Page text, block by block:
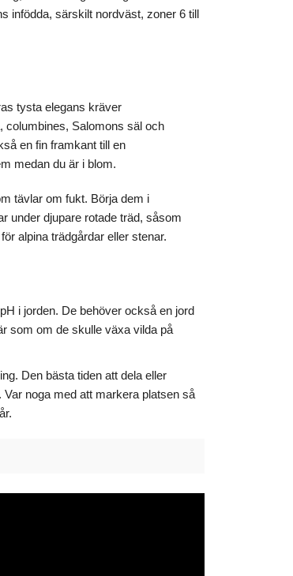
infödda, särskilt nordväst, zoner 6 till
tysta elegans kräver
columbines, Salomons säl och
en fin framkant till en
medan du är i blom.
tävlar om fukt. Börja dem i
under djupare rotade träd, såsom
alpina trädgårdar eller stenar.
i jorden. De behöver också en jord
som om de skulle växa vilda på
Den bästa tiden att dela eller
noga med att markera platsen så